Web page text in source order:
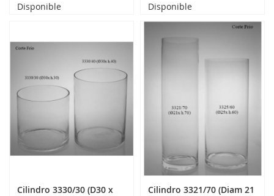
Disponible
Disponible
Cilindro 3330/30 (D30 x
Cilindro 3321/70 (Diam 21